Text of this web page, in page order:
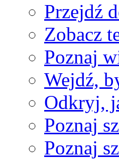
Przejdź
Zobacz
Poznaj
Wejdź,
Odkryj,
Poznaj
Poznaj